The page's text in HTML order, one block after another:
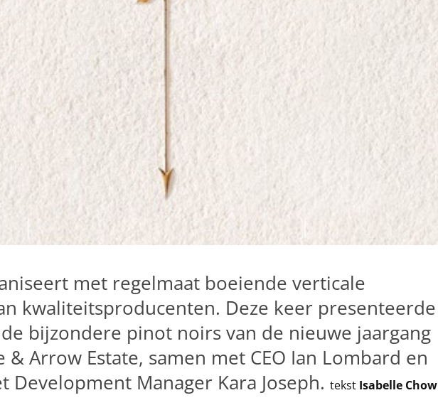
met regelmaat boeiende verticale
kwaliteitsproducenten. Deze keer presenteerde
bijzondere pinot noirs van de nieuwe jaargang
& Arrow Estate, samen met CEO Ian Lombard en
Development Manager Kara Joseph. tekst Isabelle Chow